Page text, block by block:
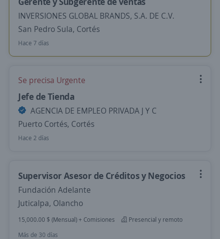
INVERSIONES GLOBAL BRANDS, S.A. DE C.V.
San Pedro Sula, Cortés
Hace 7 días
Se precisa Urgente
Jefe de Tienda
AGENCIA DE EMPLEO PRIVADA J Y C
Puerto Cortés, Cortés
Hace 2 días
Supervisor Asesor de Créditos y Negocios
Fundación Adelante
Juticalpa, Olancho
15,000.00 $ (Mensual) + Comisiones
Presencial y remoto
Más de 30 días